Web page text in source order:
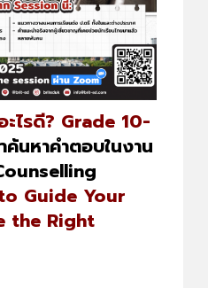
ะไรดี? Grade 10-
ค้นหาคำตอบในงาน
Guide Your
the Right